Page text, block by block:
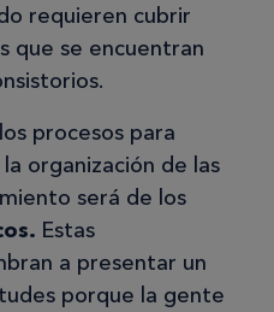
requieren cubrir
que se encuentran
procesos para
organización de las
será de los
Estas
a presentar un
porque la gente